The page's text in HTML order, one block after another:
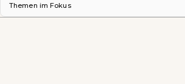
Themen im Fokus